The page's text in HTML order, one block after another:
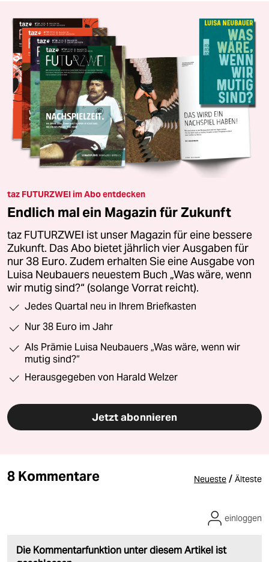
taz FUTURZWEI im Abo entdecken
Endlich mal ein Magazin für Zukunft
taz FUTURZWEI ist unser Magazin für eine bessere
Zukunft. Das Abo bietet jährlich vier Ausgaben für
nur 38 Euro. Zudem erhalten Sie eine Ausgabe von
Luisa Neubauers neuestem Buch „Was wäre, wenn
wir mutig sind?“ (solange Vorrat reicht).
Jedes Quartal neu in Ihrem Briefkasten
Nur 38 Euro im Jahr
Als Prämie Luisa Neubauers „Was wäre, wenn wir
mutig sind?“
Herausgegeben von Harald Welzer
Jetzt abonnieren
8 Kommentare Neueste / Älteste
Die Kommentarfunktion unter diesem Artikel ist
einloggen